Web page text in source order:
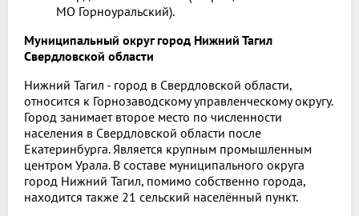
МО Горноуральский).
Муниципальный округ город Нижний Тагил
Свердловской области
Нижний Тагил - город в Свердловской области,
относится к Горнозаводскому управленческому округу.
Город занимает второе место по численности
населения в Свердловской области после
Екатеринбурга. Является крупным промышленным
центром Урала. В составе муниципального округа
город Нижний Тагил, помимо собственно города,
находится также 21 сельский населённый пункт.